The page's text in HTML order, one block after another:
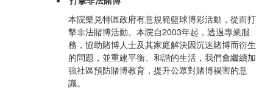
本院樂見特區政府有意規範籃球博彩活動，從而打
撃非法賭博活動。本院自2003年起，透過專業服
務，協助賭博人士及其家庭解決因沉迷賭博而衍生
的問題，並重建平衡、和諧的生活，我們會繼續加
強社區預防賭博教育，提升公眾對賭博禍害的意
識。